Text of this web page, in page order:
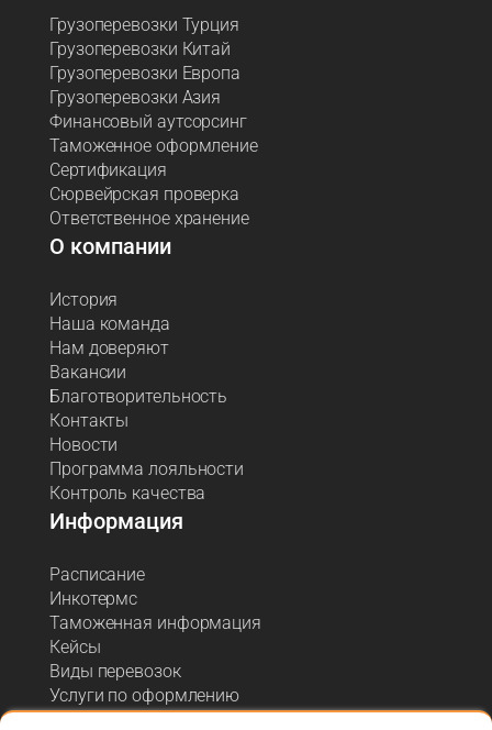
Грузоперевозки Турция
Грузоперевозки Китай
Грузоперевозки Европа
Грузоперевозки Азия
Финансовый аутсорсинг
Таможенное оформление
Сертификация
Сюрвейрская проверка
Ответственное хранение
О компании
История
Наша команда
Нам доверяют
Вакансии
Благотворительность
Контакты
Новости
Программа лояльности
Контроль качества
Информация
Расписание
Инкотермс
Таможенная информация
Кейсы
Виды перевозок
Услуги по оформлению
Акции и спецпредложения